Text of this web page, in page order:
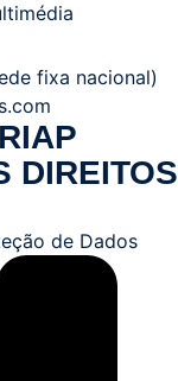
fixa nacional)
DIREITOS
de Dados